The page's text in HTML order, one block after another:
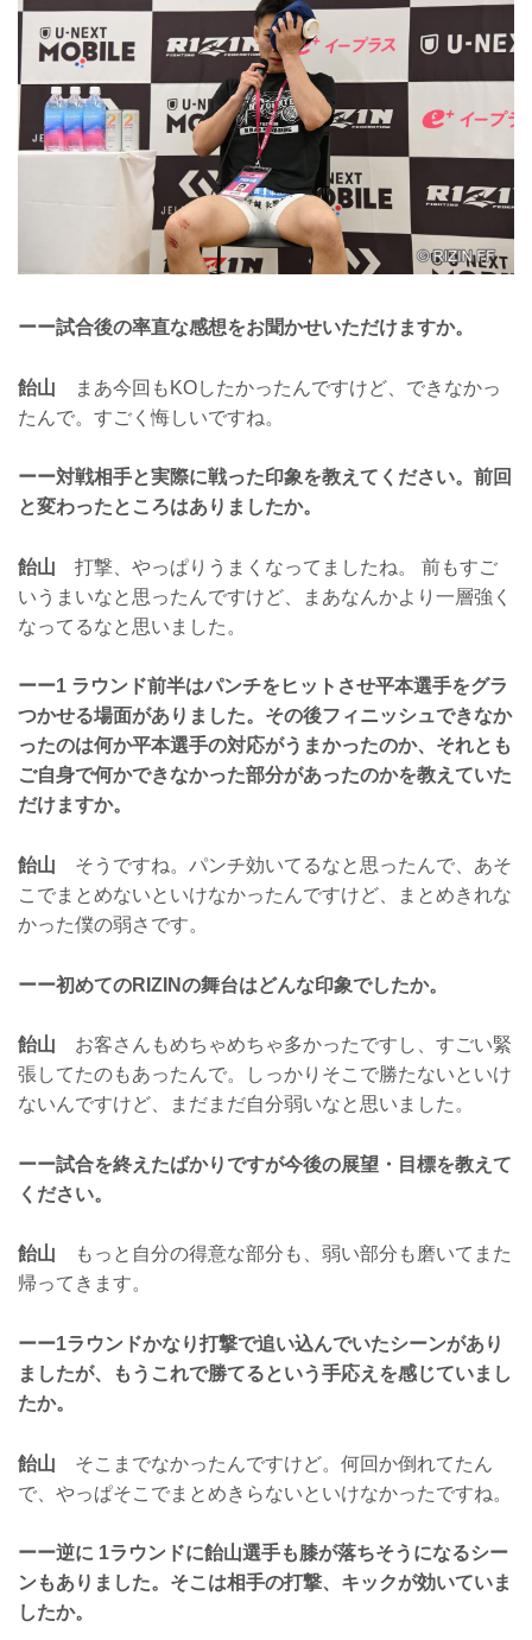
ーー試合後の率直な感想をお聞かせいただけますか。
飴山 まあ今回もKOしたかったんですけど、できなかっ
たんで。すごく悔しいですね。
ーー対戦相手と実際に戦った印象を教えてください。前回
と変わったところはありましたか。
飴山 打撃、やっぱりうまくなってましたね。 前もすご
いうまいなと思ったんですけど、まあなんかより一層強く
なってるなと思いました。
ーー1 ラウンド前半はパンチをヒットさせ平本選手をグラ
つかせる場面がありました。その後フィニッシュできなか
ったのは何か平本選手の対応がうまかったのか、それとも
ご自身で何かできなかった部分があったのかを教えていた
だけますか。
飴山 そうですね。パンチ効いてるなと思ったんで、あそ
こでまとめないといけなかったんですけど、まとめきれな
かった僕の弱さです。
ーー初めてのRIZINの舞台はどんな印象でしたか。
飴山 お客さんもめちゃめちゃ多かったですし、すごい緊
張してたのもあったんで。しっかりそこで勝たないといけ
ないんですけど、まだまだ自分弱いなと思いました。
ーー試合を終えたばかりですが今後の展望・目標を教えて
ください。
飴山 もっと自分の得意な部分も、弱い部分も磨いてまた
帰ってきます。
ーー1ラウンドかなり打撃で追い込んでいたシーンがあり
ましたが、もうこれで勝てるという手応えを感じていまし
たか。
飴山 そこまでなかったんですけど。何回か倒れてたん
で、やっぱそこでまとめきらないといけなかったですね。
ーー逆に 1ラウンドに飴山選手も膝が落ちそうになるシー
ンもありました。そこは相手の打撃、キックが効いていま
したか。